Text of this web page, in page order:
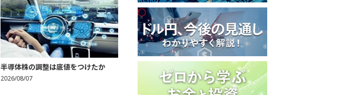
半導体株の調整は底値をつけたか
2026/08/07